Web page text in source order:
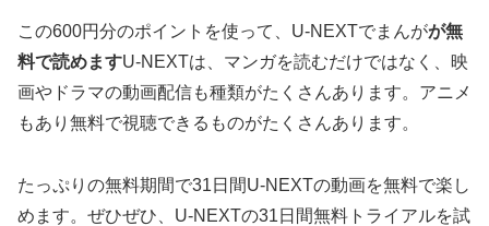
この600円分のポイントを使って、U-NEXTでまんがが無
料で読めますU-NEXTは、マンガを読むだけではなく、映
画やドラマの動画配信も種類がたくさんあります。アニメ
もあり無料で視聴できるものがたくさんあります。
たっぷりの無料期間で31日間U-NEXTの動画を無料で楽し
めます。ぜひぜひ、U-NEXTの31日間無料トライアルを試